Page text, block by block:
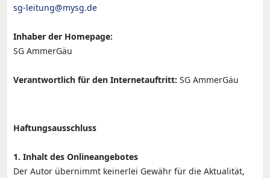
sg-leitung@mysg.de
Inhaber der Homepage:
SG AmmerGäu
Verantwortlich für den Internetauftritt: SG AmmerGäu
Haftungsausschluss
1. Inhalt des Onlineangebotes
Der Autor übernimmt keinerlei Gewähr für die Aktualität,